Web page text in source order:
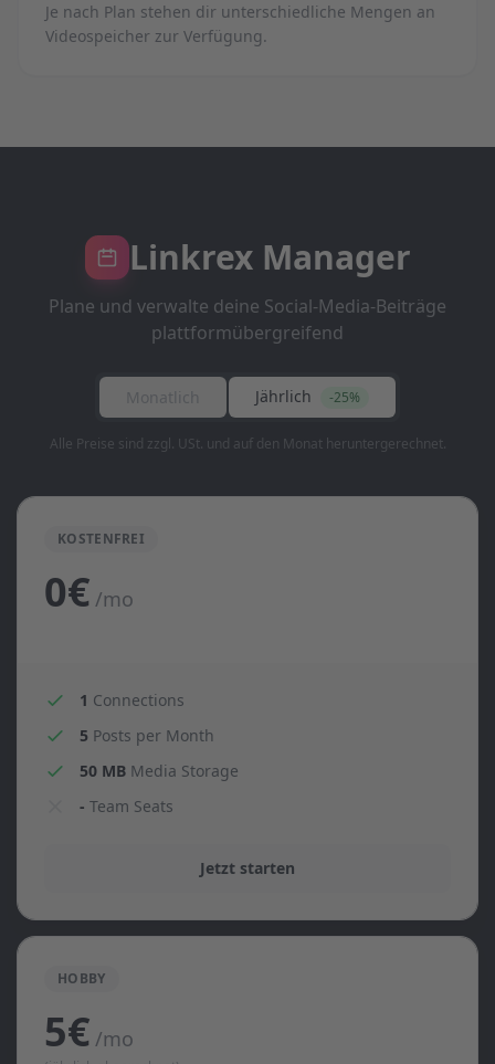
Je nach Plan stehen dir unterschiedliche Mengen an
Videospeicher zur Verfügung.
Linkrex Manager
Plane und verwalte deine Social-Media-Beiträge
plattformübergreifend
Monatlich Jährlich -25%
Alle Preise sind zzgl. USt. und auf den Monat heruntergerechnet.
KOSTENFREI
0€ /mo
1 Connections
5 Posts per Month
50 MB Media Storage
- Team Seats
Jetzt starten
HOBBY
5€ /mo